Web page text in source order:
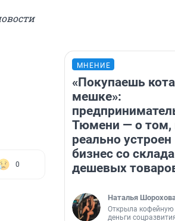
0
МНЕНИЕ
«Покупаешь
мешке»:
Тюмени — о том,
реально устроен
бизнес со
дешевых
Наталья
Открыла кофейную
деньги